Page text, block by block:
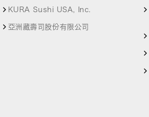
KURA Sushi USA, Inc.
亞洲藏壽司股份有限公司